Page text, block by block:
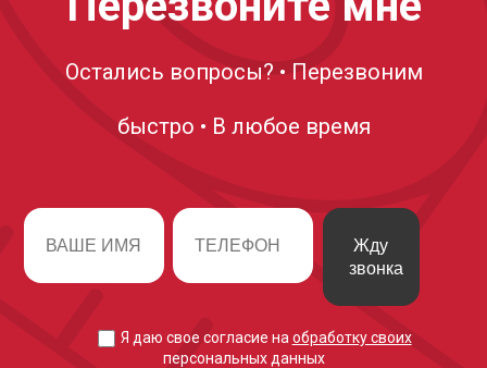
Остались вопросы? • Перезвоним
быстро • В любое время
Жду
звонка
Я даю свое согласие на обработку своих
персональных данных